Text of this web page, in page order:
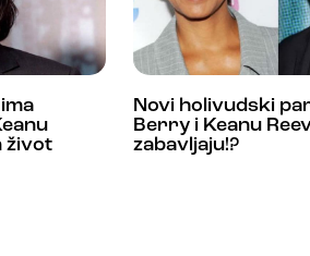
život
Novi holivudski
Berry i Keanu
zabavljaju!?